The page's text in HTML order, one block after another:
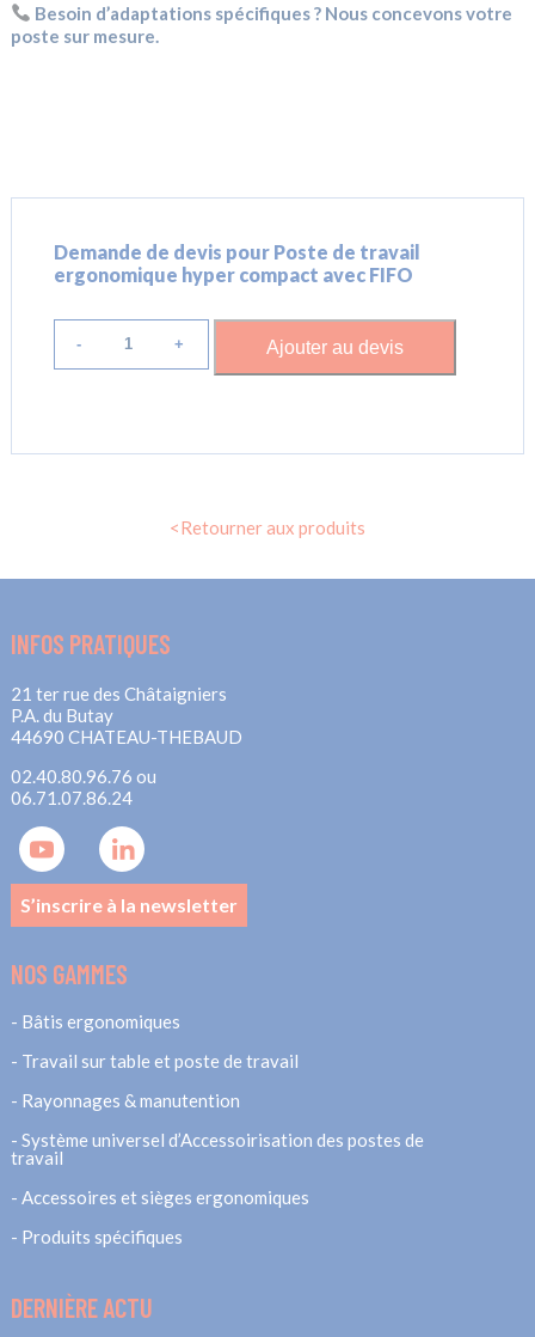
Besoin d’adaptations spécifiques ? Nous concevons votre
poste sur mesure.
Demande de devis pour Poste de travail
ergonomique hyper compact avec FIFO
quantité
Poste
compact
Ajouter au devis
<Retourner aux produits
INFOS PRATIQUES
21 ter rue des Châtaigniers
P.A. du Butay
44690 CHATEAU-THEBAUD
02.40.80.96.76 ou
06.71.07.86.24
S’inscrire à la newsletter
NOS GAMMES
Bâtis ergonomiques
Travail sur table et poste de travail
Rayonnages & manutention
Système universel d’Accessoirisation des postes de
travail
Accessoires et sièges ergonomiques
Produits spécifiques
DERNIÈRE ACTU